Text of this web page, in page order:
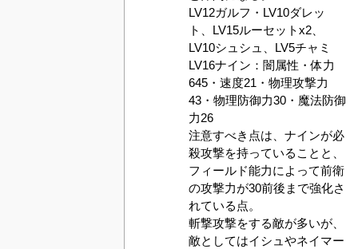
LV12ガルフ・LV10ダレッ
ト、LV15ルーセットx2、
LV10シュシュ、LV5チャミ
LV16ナイン：闇属性・体力
645・速度21・物理攻撃力
43・物理防御力30・魔法防御
力26
注意すべき点は、ナインが必
殺攻撃を持っていることと、
フィールド能力によって前衛
の攻撃力が30前後まで強化さ
れている点。
斬撃攻撃をする敵が多いが、
敵としてはイシュやネイマー